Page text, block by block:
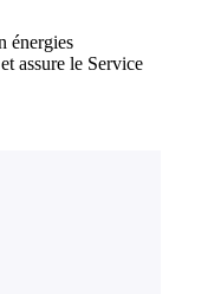
énergies
assure le Service